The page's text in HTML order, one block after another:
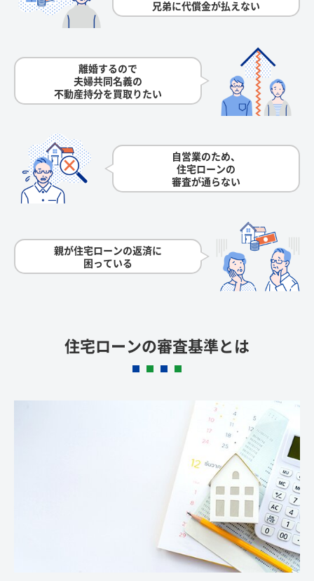
兄弟に代償金が払えない
離婚するので
夫婦共同名義の
不動産持分を買取りたい
自営業のため、
住宅ローンの
審査が通らない
親が住宅ローンの返済に
困っている
住宅ローンの審査基準とは